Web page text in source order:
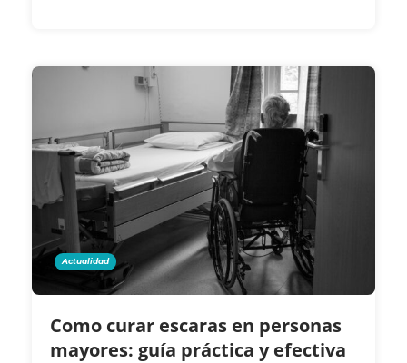
Actualidad
Como curar escaras en personas
mayores: guía práctica y efectiva